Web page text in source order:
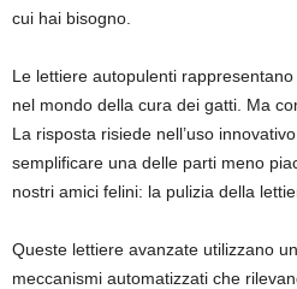
cui hai bisogno.
Le lettiere autopulenti
nel mondo della cura dei gatti. Ma
La risposta risiede nell’uso
semplificare una delle parti meno
nostri amici felini: la pulizia della
Queste lettiere avanzate utilizzano
meccanismi automatizzati che